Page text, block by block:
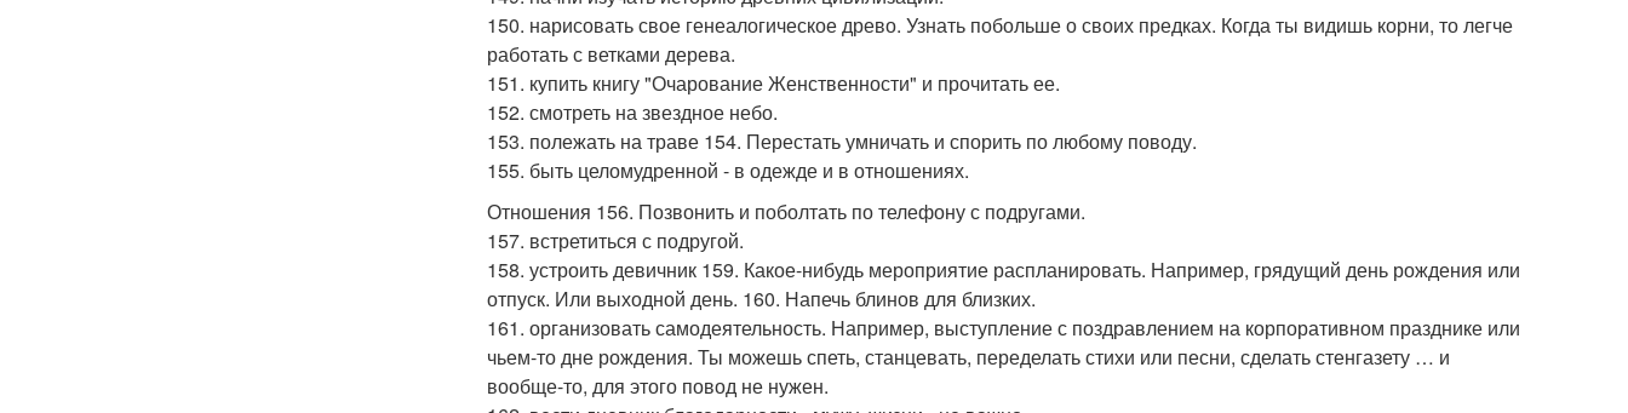
150. нарисовать свое генеалогическое древо. Узнать побольше о своих предках. Когда ты видишь корни, то легче
работать с ветками дерева.
151. купить книгу "Очарование Женственности" и прочитать ее.
152. смотреть на звездное небо.
153. полежать на траве 154. Перестать умничать и спорить по любому поводу.
155. быть целомудренной - в одежде и в отношениях.
Отношения 156. Позвонить и поболтать по телефону с подругами.
157. встретиться с подругой.
158. устроить девичник 159. Какое-нибудь мероприятие распланировать. Например, грядущий день рождения или
отпуск. Или выходной день. 160. Напечь блинов для близких.
161. организовать самодеятельность. Например, выступление с поздравлением на корпоративном празднике или
чьем-то дне рождения. Ты можешь спеть, станцевать, переделать стихи или песни, сделать стенгазету … и
вообще-то, для этого повод не нужен.